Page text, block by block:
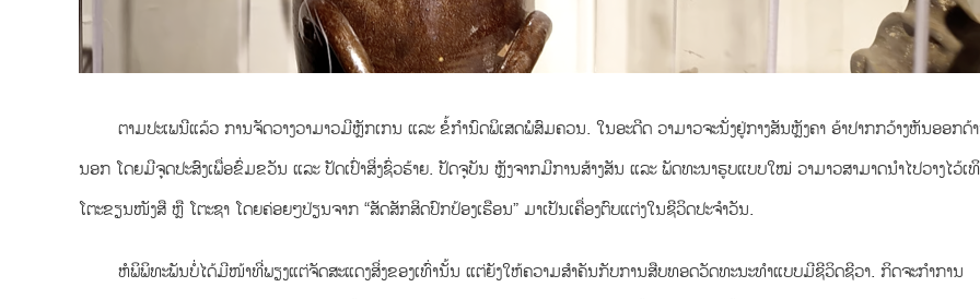
ຕາມປະເພນີແລ້ວ ການຈັດວາງວາມາວມີຫຼັກເກນ ແລະ ຂໍ້ກຳນົດພິເສດພໍສົມຄວນ. ໃນອະດີດ ວາມາວຈະນັ່ງຢູ່ກາງສັນຫຼັງຄາ ອ້າປາກກວ້າງຫັນອອກດ້
ນອກ ໂດຍມີຈຸດປະສົງເພື່ອຂົ່ມຂວັນ ແລະ ປັດເປົ່າສິ່ງຊົ່ວຮ້າຍ. ປັດຈຸບັນ ຫຼັງຈາກມີການສ້າງສັນ ແລະ ພັດທະນາຮູບແບບໃໝ່ ວາມາວສາມາດນຳໄປວາງໄວ້ເ
ໂຕະຂຽນໜັງສື ຫຼື ໂຕະຊາ ໂດຍຄ່ອຍໆປ່ຽນຈາກ “ສັດສັກສິດປົກປ້ອງເຮືອນ” ມາເປັນເຄື່ອງຕົບແຕ່ງໃນຊີວິດປະຈຳວັນ.
ຫໍພິພິທະພັນບໍ່ໄດ້ມີໜ້າທີ່ພຽງແຕ່ຈັດສະແດງສິ່ງຂອງເທົ່ານັ້ນ ແຕ່ຍັງໃຫ້ຄວາມສຳຄັນກັບການສືບທອດວັດທະນະທຳແບບມີຊີວິດຊີວາ. ກິດຈະກຳການ